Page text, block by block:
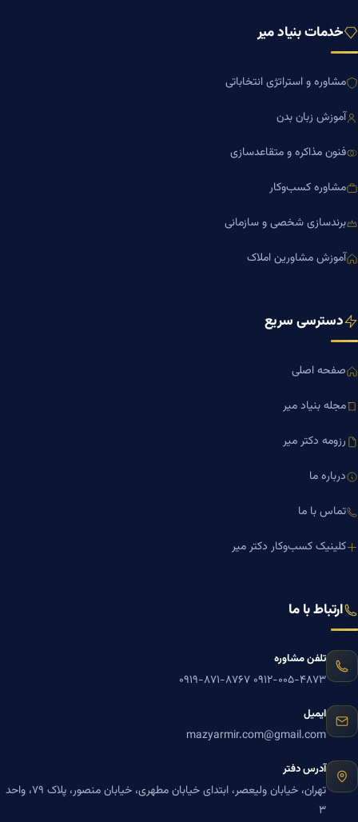
خدمات بنیاد میر
مشاوره و استراتژی انتخاباتی
آموزش زبان بدن
فنون مذاکره و متقاعدسازی
مشاوره کسب‌وکار
برندسازی شخصی و سازمانی
آموزش مشاورین املاک
دسترسی سریع
صفحه اصلی
مجله بنیاد میر
رزومه دکتر میر
درباره ما
تماس با ما
کلینیک کسب‌وکار دکتر میر
ارتباط با ما
تلفن مشاوره
۰۹۱۲-۰۰۵-۴۸۷۳ ۰۹۱۹-۸۷۱-۸۷۶۷
ایمیل
mazyarmir.com@gmail.com
آدرس دفتر
تهران، خیابان ولیعصر، ابتدای خیابان مطهری، خیابان منصور، پلاک ۷۹، واحد
۳